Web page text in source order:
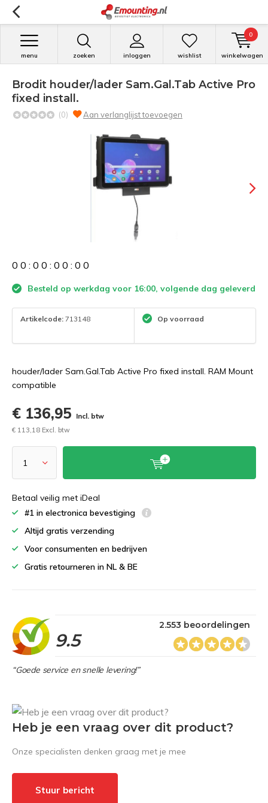
zoeken inloggen
menu wishlist winkelwagen
0
Brodit houder/lader Sam.Gal.Tab Active Pro
fixed install.
(0) Aan verlanglijst toevoegen
0 0 : 0 0 : 0 0 : 0 0
Besteld op werkdag voor 16:00, volgende dag geleverd
Artikelcode: 713148 Op voorraad
houder/lader Sam.Gal.Tab Active Pro fixed install. RAM Mount
compatible
€ 136,95
Incl. btw
€ 113,18 Excl. btw
Betaal veilig met iDeal
#1 in electronica bevestiging
Altijd gratis verzending
Voor consumenten en bedrijven
Gratis retourneren in NL & BE
9.5
2.553 beoordelingen
“Goede service en snelle levering!”
Heb je een vraag over dit product?
Onze specialisten denken graag met je mee
Stuur bericht